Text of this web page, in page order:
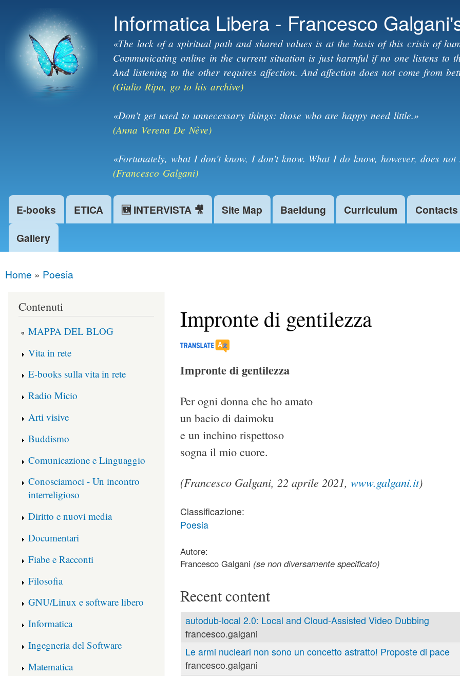
main
content
Informatica Libera - Francesco
«The lack of a spiritual path and shared values is at the basis of this crisis of
Communicating online in the current situation is just harmful if no one listens to
And listening to the other requires affection. And affection does not come from
(Giulio Ripa, go to his archive)
«Don't get used to unnecessary things: those who are happy need little.»
(Anna Verena De Nève)
«Fortunately, what I don't know, I don't know. What I do know, however, does not
(Francesco Galgani)
Main menu
E-books ETICA 🆕 INTERVISTA 🎥 Site Map Baeldung Curriculum Contacts
Gallery
You are here
Home » Poesia
Impronte di gentilezza
Impronte di gentilezza
Per ogni donna che ho amato
un bacio di daimoku
e un inchino rispettoso
sogna il mio cuore.
(Francesco Galgani, 22 aprile 2021, www.galgani.it)
Classificazione:
Poesia
Autore:
Francesco Galgani (se non diversamente specificato)
Recent content
autodub-local 2.0: Local and Cloud-Assisted Video Dubbing
francesco.galgani
Le armi nucleari non sono un concetto astratto! Proposte di pace
francesco.galgani
Contenuti
MAPPA DEL BLOG
Vita in rete
E-books sulla vita in rete
Radio Micio
Arti visive
Buddismo
Comunicazione e Linguaggio
Conosciamoci - Un incontro
interreligioso
Diritto e nuovi media
Documentari
Fiabe e Racconti
Filosofia
GNU/Linux e software libero
Informatica
Ingegneria del Software
Matematica